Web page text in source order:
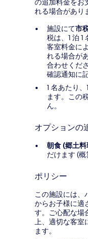
の追加料金をお
れる場合があり
施設にて市
税は、1 泊 1
客室料金に
れる場合が
合わせくだ
確認通知に
1 名あたり
ます。この
ん。
オプションの
朝食 (郷土
だけます (概
ポリシー
この施設には、
からお子様に適
す。ご心配な場
上、適切な客室
ます。